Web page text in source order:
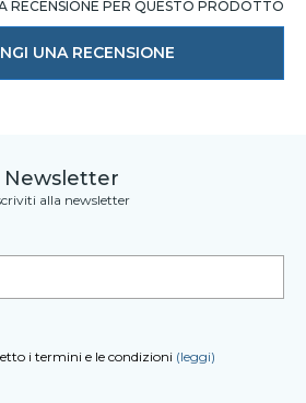
RECENSIONE PER QUESTO PRODOTTO
UNA RECENSIONE
Newsletter
alla newsletter
i termini e le condizioni (leggi)